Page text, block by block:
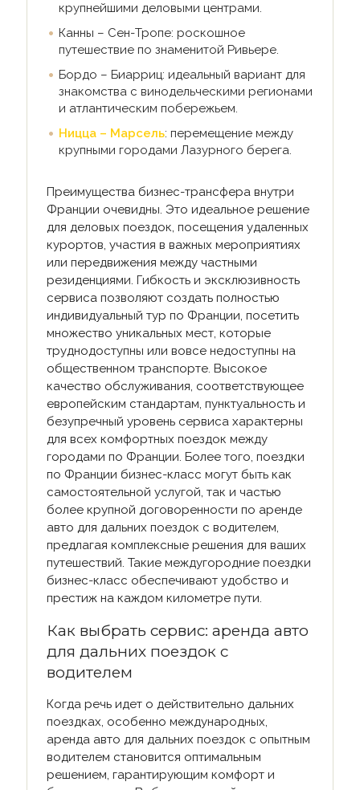
крупнейшими деловыми центрами.
Канны – Сен-Тропе: роскошное
путешествие по знаменитой Ривьере.
Бордо – Биарриц: идеальный вариант для
знакомства с винодельческими регионами
и атлантическим побережьем.
Ницца – Марсель: перемещение между
крупными городами Лазурного берега.
Преимущества бизнес-трансфера внутри
Франции очевидны. Это идеальное решение
для деловых поездок, посещения удаленных
курортов, участия в важных мероприятиях
или передвижения между частными
резиденциями. Гибкость и эксклюзивность
сервиса позволяют создать полностью
индивидуальный тур по Франции, посетить
множество уникальных мест, которые
труднодоступны или вовсе недоступны на
общественном транспорте. Высокое
качество обслуживания, соответствующее
европейским стандартам, пунктуальность и
безупречный уровень сервиса характерны
для всех комфортных поездок между
городами по Франции. Более того, поездки
по Франции бизнес-класс могут быть как
самостоятельной услугой, так и частью
более крупной договоренности по аренде
авто для дальних поездок с водителем,
предлагая комплексные решения для ваших
путешествий. Такие междугородние поездки
бизнес-класс обеспечивают удобство и
престиж на каждом километре пути.
Как выбрать сервис: аренда авто
для дальних поездок с
водителем
Когда речь идет о действительно дальних
поездках, особенно международных,
аренда авто для дальних поездок с опытным
водителем становится оптимальным
решением, гарантирующим комфорт и